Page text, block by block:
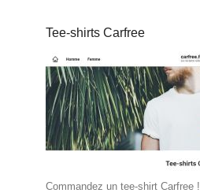
Tee-shirts Carfree
Commandez un tee-shirt Carfree !